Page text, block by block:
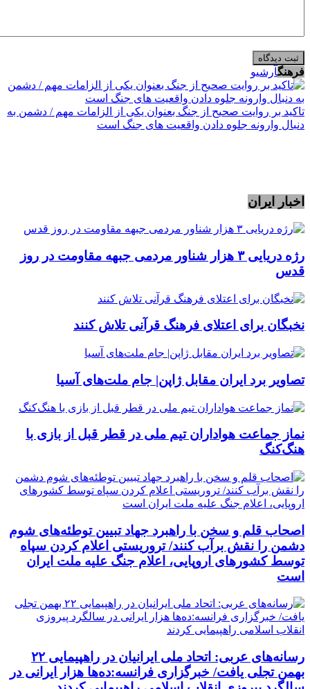
فرهنگآرشیو
تاکید بر روایت صحیح از جنگ بعنوان یکی از الزامات مهم / دشمن به
دنبال وارونه جلوه دادن واقعیت های جنگ است
اخبار ایران
رژه دریایی ۳ هزار شناور مردمی جبهه مقاومت در روز
قدس
نخبگان برای اعتلای فرهنگ قرآنی تلاش کنند
تصاویر برد ایران مقابل ژاپن| جام ملت‌های آسیا
نماز جماعت هواداران تیم ملی در قطر قبل از بازی با
هنگ‌کنگ
اصحاب قلم و سخن با راهبرد جهاد تبیین توطئه‌های شوم
دشمن را نقش برآب کنند/ تروریستی اعلام کردن سپاه
توسط کشورهای اروپایی، اعلام جنگ علیه ملت ایران
است
رسانه‌های عربی: اتحاد ملی ایرانیان در راهپیمایی ۲۲
بهمن تجلی یافت/ خبرگزاری فرانسه:ده‌ها هزار ایرانی در